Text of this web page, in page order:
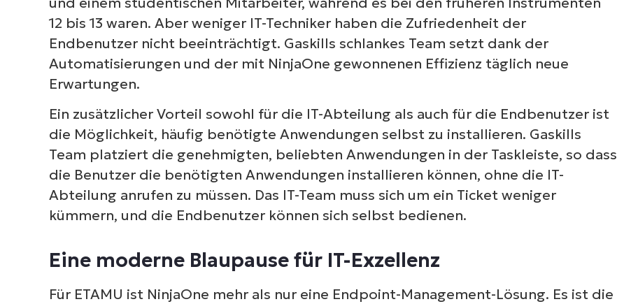
12 bis 13 waren. Aber weniger IT-Techniker haben die Zufriedenheit der
Endbenutzer nicht beeinträchtigt. Gaskills schlankes Team setzt dank der
Automatisierungen und der mit NinjaOne gewonnenen Effizienz täglich neue
Erwartungen.
Ein zusätzlicher Vorteil sowohl für die IT-Abteilung als auch für die Endbenutzer ist
die Möglichkeit, häufig benötigte Anwendungen selbst zu installieren. Gaskills
Team platziert die genehmigten, beliebten Anwendungen in der Taskleiste, so dass
die Benutzer die benötigten Anwendungen installieren können, ohne die IT-
Abteilung anrufen zu müssen. Das IT-Team muss sich um ein Ticket weniger
kümmern, und die Endbenutzer können sich selbst bedienen.
Eine moderne Blaupause für IT-Exzellenz
Für ETAMU ist NinjaOne mehr als nur eine Endpoint-Management-Lösung. Es ist die
vereinfacht
Demos ansehen